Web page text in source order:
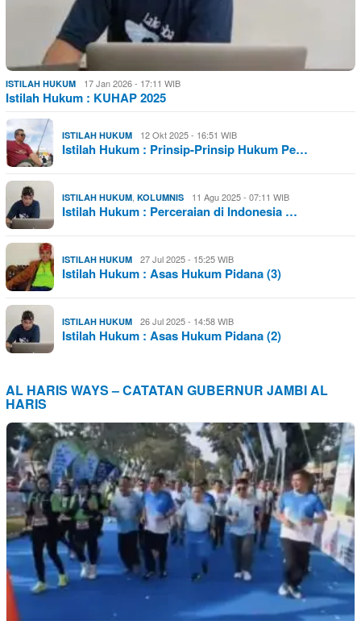
ISTILAH HUKUM 17 Jan 2026 - 17:11 WIB
Istilah Hukum : KUHAP 2025
ISTILAH HUKUM 12 Okt 2025 - 16:51 WIB
Istilah Hukum : Prinsip-Prinsip Hukum Pe…
ISTILAH HUKUM, KOLUMNIS 11 Agu 2025 - 07:11 WIB
Istilah Hukum : Perceraian di Indonesia …
ISTILAH HUKUM 27 Jul 2025 - 15:25 WIB
Istilah Hukum : Asas Hukum Pidana (3)
ISTILAH HUKUM 26 Jul 2025 - 14:58 WIB
Istilah Hukum : Asas Hukum Pidana (2)
AL HARIS WAYS – CATATAN GUBERNUR JAMBI AL
HARIS